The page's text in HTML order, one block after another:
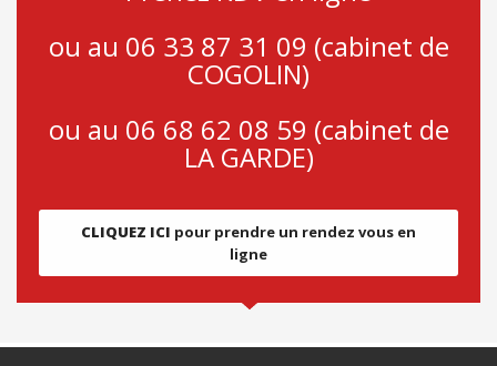
ou au 06 33 87 31 09 (cabinet de
COGOLIN)
ou au 06 68 62 08 59 (cabinet de
LA GARDE)
CLIQUEZ ICI pour prendre un rendez vous en
ligne